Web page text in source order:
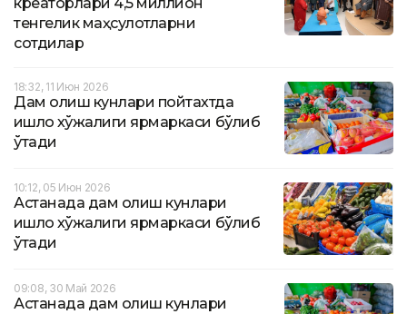
тенгелик маҳсулотларни
сотдилар
18:32, 11 Июн 2026
Дам олиш кунлари пойтахтда
қишлоқ хўжалиги ярмаркаси бўлиб
ўтади
10:12, 05 Июн 2026
Астанада дам олиш кунлари
қишлоқ хўжалиги ярмаркаси бўлиб
ўтади
09:08, 30 Май 2026
Астанада дам олиш кунлари